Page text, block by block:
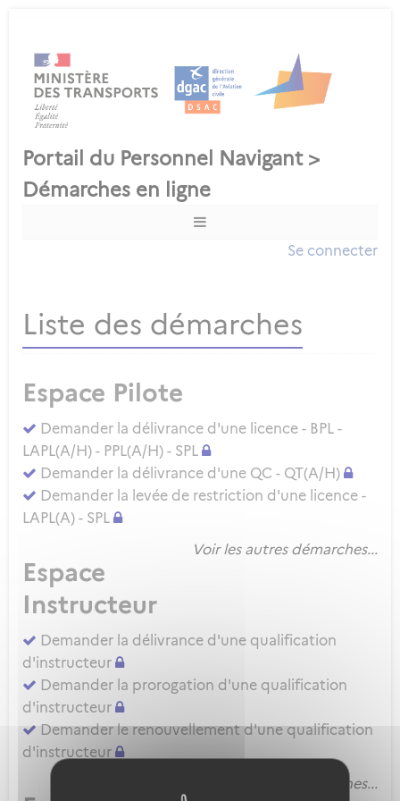
Se connecter
Liste des démarches
Espace Pilote
Demander la délivrance d'une licence - BPL -
LAPL(A/H) - PPL(A/H) - SPL
Demander la délivrance d'une QC - QT(A/H)
Demander la levée de restriction d'une licence -
LAPL(A) - SPL
Voir les autres démarches...
Espace
Instructeur
Demander la délivrance d'une qualification
d'instructeur
Demander la prorogation d'une qualification
d'instructeur
Demander le renouvellement d'une qualification
d'instructeur
Voir les autres démarches...